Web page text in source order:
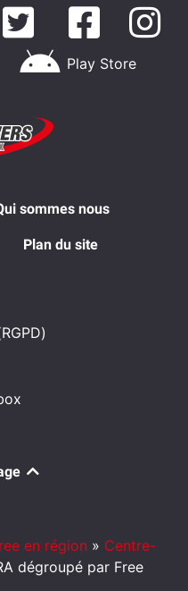
Play Store
sommes nous
Plan du site
en région » Centre-
dégroupé par Free